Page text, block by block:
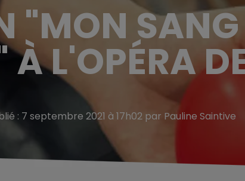
"MON SANG
À L'OPÉRA
: 7 septembre 2021 à 17h02 par Pauline Saintive